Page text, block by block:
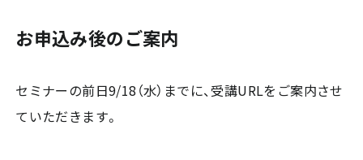
お申込み後のご案内
セミナーの前日9/18（水）までに、受講URLをご案内させ
ていただきます。